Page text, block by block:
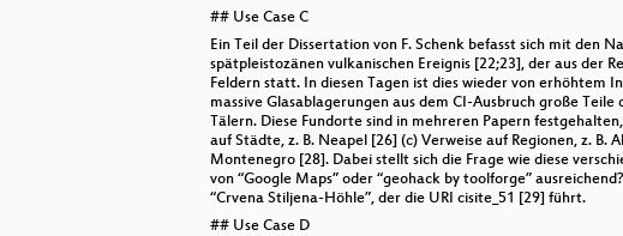
## Use Case C
Ein Teil der Dissertation von F. Schenk befasst sich mit den
spätpleistozänen vulkanischen Ereignis [22;23], der aus der
Feldern statt. In diesen Tagen ist dies wieder von erhöhtem
massive Glasablagerungen aus dem CI-Ausbruch große
Tälern. Diese Fundorte sind in mehreren Papern
auf Städte, z. B. Neapel [26] (c) Verweise auf Regionen, z.
Montenegro [28]. Dabei stellt sich die Frage wie diese
von “Google Maps” oder “geohack by toolforge”
“Crvena Stiljena-Höhle”, der die URI cisite_51 [29] führt.
## Use Case D